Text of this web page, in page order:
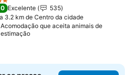
Excelente
535
a 3.2 km de Centro da cidade
Acomodação que aceita animais de
estimação